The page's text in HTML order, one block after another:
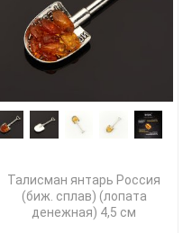
Талисман янтарь Россия
(биж. сплав) (лопата
денежная) 4,5 см